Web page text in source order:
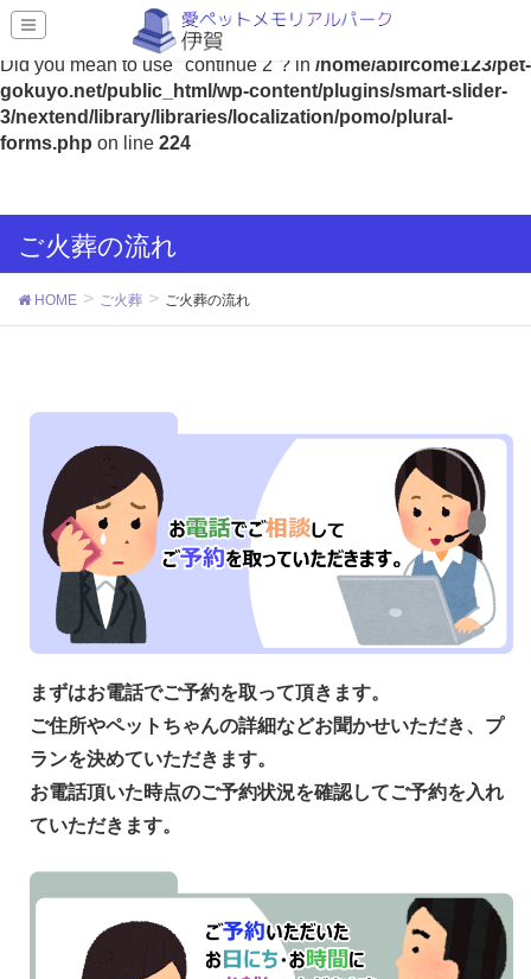
Warning
: "continue" targeting switch is equivalent to "break".
Did you mean to use "continue 2"? in /home/abircome123/pet-
gokuyo.net/public_html/wp-content/plugins/smart-slider-
3/nextend/library/libraries/localization/pomo/plural-
forms.php on line 224
ご火葬の流れ
HOME ご火葬 ご火葬の流れ
まずはお電話でご予約を取って頂きます。
ご住所やペットちゃんの詳細などお聞かせいただき、プ
ランを決めていただきます。
お電話頂いた時点のご予約状況を確認してご予約を入れ
ていただきます。